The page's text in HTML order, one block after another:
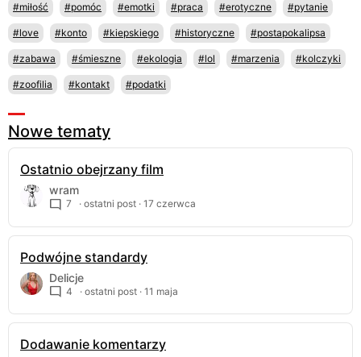
#miłość #pomóc #emotki #praca #erotyczne #pytanie
#love #konto #kiepskiego #historyczne #postapokalipsa
#zabawa #śmieszne #ekologia #lol #marzenia #kolczyki
#zoofilia #kontakt #podatki
Nowe tematy
Ostatnio obejrzany film
wram
7 · ostatni post · 17 czerwca
Podwójne standardy
Delicje
4 · ostatni post · 11 maja
Dodawanie komentarzy